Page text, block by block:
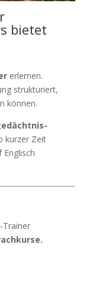
bietet
erlernen.
strukturiert,
können.
kurzer Zeit
Englisch
Trainer